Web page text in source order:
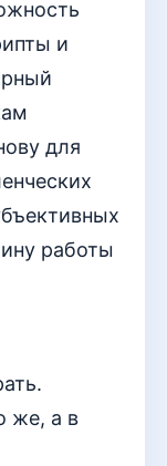
и
для
работы
же, а в